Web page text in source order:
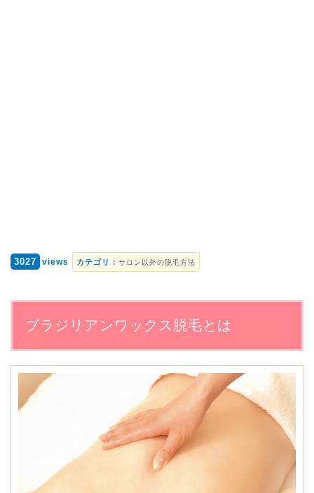
3027 views カテゴリ： サロン以外の脱毛方法
ブラジリアンワックス脱毛とは